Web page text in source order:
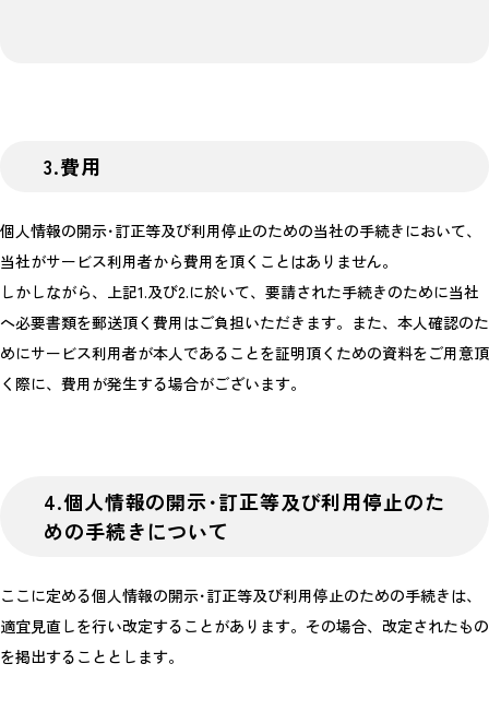
3.費用
個人情報の開示･訂正等及び利用停止のための当社の手続きにおいて、
当社がサービス利用者から費用を頂くことはありません。
しかしながら、上記1.及び2.に於いて、要請された手続きのために当社
へ必要書類を郵送頂く費用はご負担いただきます。また、本人確認のた
めにサービス利用者が本人であることを証明頂くための資料をご用意頂
く際に、費用が発生する場合がございます。
4.個人情報の開示･訂正等及び利用停止のた
めの手続きについて
ここに定める個人情報の開示･訂正等及び利用停止のための手続きは、
適宜見直しを行い改定することがあります。その場合、改定されたもの
を掲出することとします。